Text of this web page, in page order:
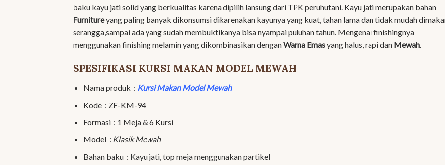
baku kayu jati solid yang berkualitas karena dipilih lansung dari TPK peruhutani. Kayu jati merupakan bahan
Furnitureyang paling banyak dikonsumsi dikarenakan kayunya yang kuat, tahan lama dan tidak mudah
serangga,sampai ada yang sudah membuktikanya bisa nyampai puluhan tahun. Mengenai finishingnya
menggunakan finishing melamin yang dikombinasikan denganWarna Emasyang halus, rapi dan Mewah
SPESIFIKASI KURSI MAKAN MODEL MEWAH
Nama produk : Kursi Makan Model Mewah
Kode : ZF-KM-94
Formasi : 1 Meja & 6 Kursi
Model : Klasik Mewah
Bahan baku : Kayu jati, top meja menggunakan partikel